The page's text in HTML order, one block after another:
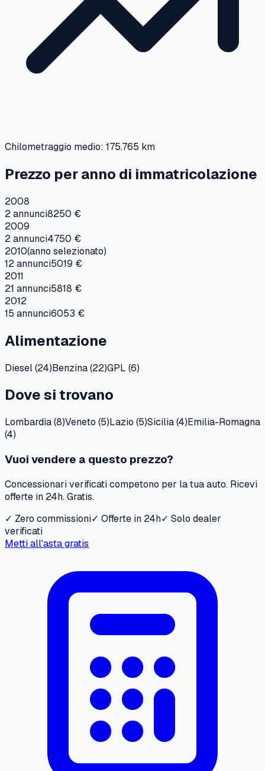
Chilometraggio medio: 175.765 km
Prezzo per anno di immatricolazione
2008
2annunci8250 €
2009
2annunci4750 €
2010(anno selezionato)
12annunci5019 €
2011
21 annunci5818 €
2012
15 annunci6053 €
Alimentazione
Diesel(24)Benzina(22)GPL (6)
Dove si trovano
Lombardia(8)Veneto (5)Lazio (5)Sicilia(4)Emilia-Romagna
(4)
Vuoi vendere a questo prezzo?
Concessionari verificati competono per la tua auto. Ricevi
offerte in 24h. Gratis.
✓ Zero commissioni✓ Offerte in 24h✓ Solo dealer
verificati
Metti all'asta gratis